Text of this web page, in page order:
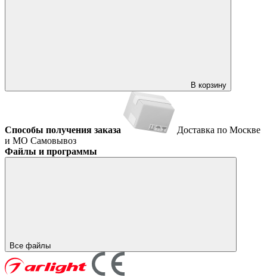
В корзину
Способы получения заказа
Доставка по Москве
и МО Самовывоз
Файлы и программы
Все файлы